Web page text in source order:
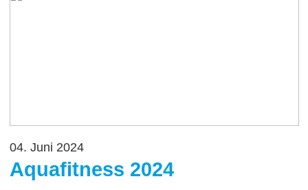
04. Juni 2024
Aquafitness 2024